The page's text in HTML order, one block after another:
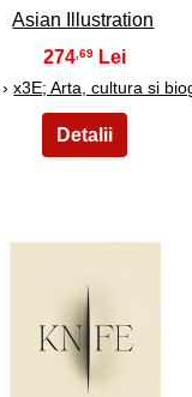
Asian Illustration
274,69
›x3E; Arta, cultura si
7